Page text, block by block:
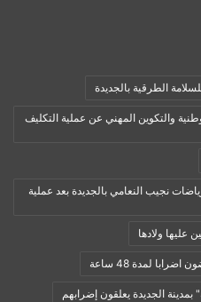
الطرقية بالجديدة
والتكوين المهني عن عملية التكليف
نجيب النعامي بالجديدة بعد عملية
عليها ولادها
لمدة 48 ساعة
الجديدة يعلقون إضرابهم